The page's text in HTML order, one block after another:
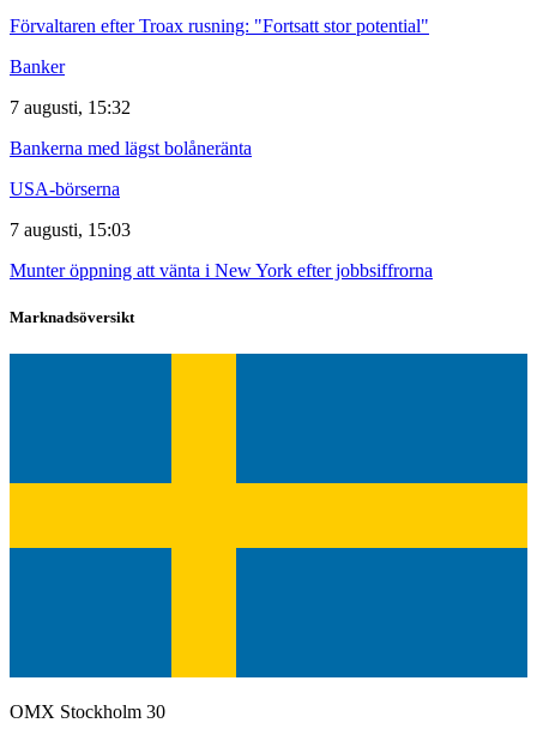
Förvaltaren efter Troax rusning: "Fortsatt stor potential"
Banker
7 augusti, 15:32
Bankerna med lägst bolåneränta
USA-börserna
7 augusti, 15:03
Munter öppning att vänta i New York efter jobbsiffrorna
Marknadsöversikt
OMX Stockholm 30